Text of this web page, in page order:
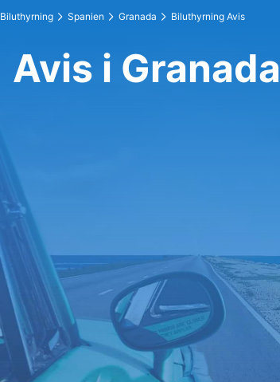
Biluthyrning Spanien Granada Biluthyrning Avis
Avis i Granada